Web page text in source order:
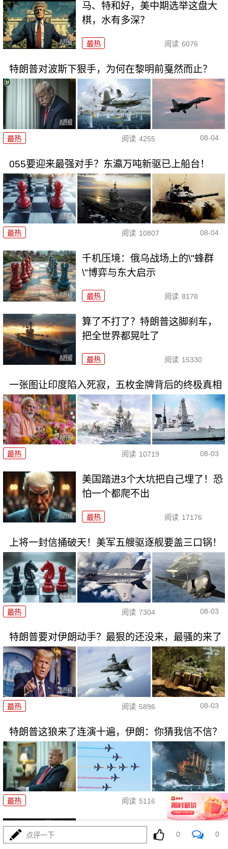
马、特和好，美中期选举这盘大
棋，水有多深？
最热 阅读 6076
特朗普对波斯下狠手，为何在黎明前戛然而止？
最热 阅读 4255 08-04
055要迎来最强对手？东瀛万吨新驱已上船台！
最热 阅读 10807 08-04
千机压境：俄乌战场上的\"蜂群
\"博弈与东大启示
最热 阅读 8178
算了不打了？特朗普这脚刹车，
把全世界都晃吐了
最热 阅读 15330
一张图让印度陷入死寂，五枚金牌背后的终极真相
最热 阅读 10719 08-03
美国踏进3个大坑把自己埋了！恐
怕一个都爬不出
最热 阅读 17176
上将一封信捅破天！美军五艘驱逐舰要盖三口锅！
最热 阅读 7304 08-03
特朗普要对伊朗动手？最狠的还没来，最骚的来了
最热 阅读 5896 08-03
特朗普这狼来了连演十遍，伊朗：你猜我信不信？
最热 阅读 5116 08-03
政治自杀！菲律宾防长，你这是
在给菲律宾掘墓！
点评一下 0 0